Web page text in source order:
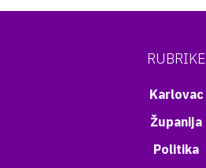
RUBRIKE
Karlovac
Županija
Politika